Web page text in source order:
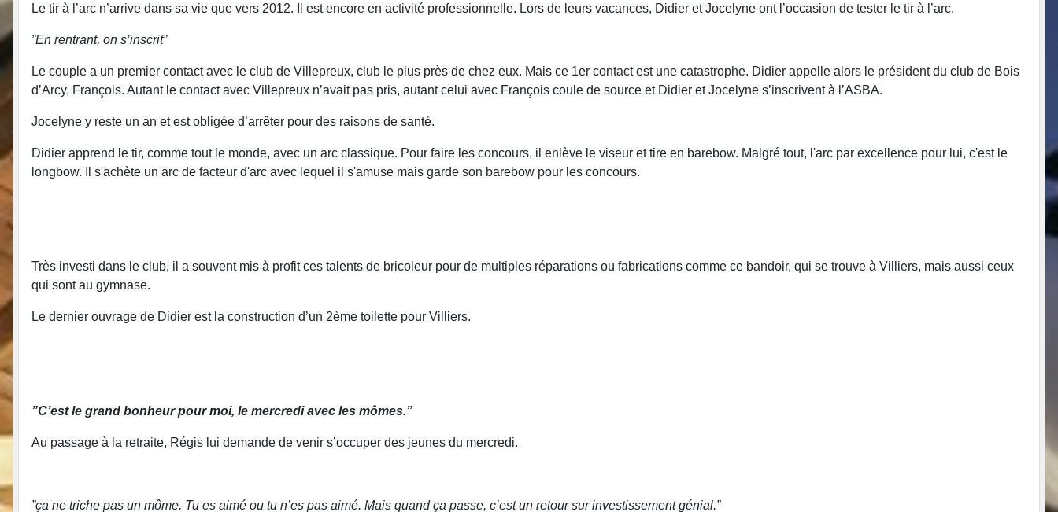
Le tir à l’arc n’arrive dans sa vie que vers 2012. Il est encore en activité professionnelle. Lors de leurs vacances, Didier et Jocelyne ont l’occasion de tester le tir à l’arc.
”En rentrant, on s’inscrit”
Le couple a un premier contact avec le club de Villepreux, club le plus près de chez eux. Mais ce 1er contact est une catastrophe. Didier appelle alors le président du club de Bois
d’Arcy, François. Autant le contact avec Villepreux n’avait pas pris, autant celui avec François coule de source et Didier et Jocelyne s’inscrivent à l’ASBA.
Jocelyne y reste un an et est obligée d’arrêter pour des raisons de santé.
Didier apprend le tir, comme tout le monde, avec un arc classique. Pour faire les concours, il enlève le viseur et tire en barebow. Malgré tout, l'arc par excellence pour lui, c'est le
longbow. Il s'achète un arc de facteur d'arc avec lequel il s'amuse mais garde son barebow pour les concours.
Très investi dans le club, il a souvent mis à profit ces talents de bricoleur pour de multiples réparations ou fabrications comme ce bandoir, qui se trouve à Villiers, mais aussi ceux
qui sont au gymnase.
Le dernier ouvrage de Didier est la construction d’un 2ème toilette pour Villiers.
”C’est le grand bonheur pour moi, le mercredi avec les mômes.”
Au passage à la retraite, Régis lui demande de venir s’occuper des jeunes du mercredi.
”ça ne triche pas un môme. Tu es aimé ou tu n’es pas aimé. Mais quand ça passe, c’est un retour sur investissement génial.”